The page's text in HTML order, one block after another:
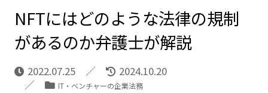
NFTにはどのような法律の規制
があるのか弁護士が解説
2022.07.25 2024.10.20
IT・ベンチャーの企業法務